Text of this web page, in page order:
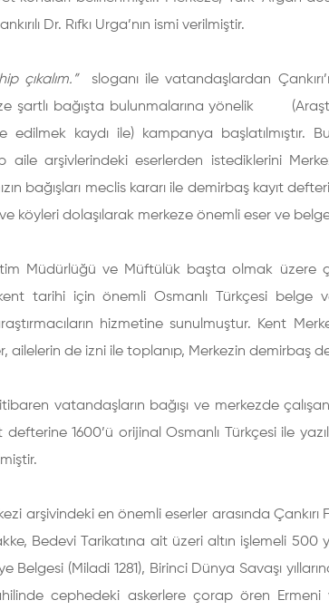
Dr. Rıfkı Urga’nın ismi verilmiştir.
çıkalım.”sloganı ile vatandaşlardan
şartlı bağışta bulunmalarına yönelik
edilmek kaydı ile) kampanya başlatılmıştır.
aile arşivlerindeki eserlerden istediklerini
bağışları meclis kararı ile demirbaş kayıt
köyleri dolaşılarak merkeze önemli eser ve belge
Müdürlüğü ve Müftülük başta olmak üzere
tarihi için önemli Osmanlı Türkçesi belge
hizmetine sunulmuştur. Kent
ailelerin de izni ile toplanıp, Merkezin demirbaş
vatandaşların bağışı ve merkezde
defterine 1600’ü orijinal Osmanlı Türkçesi ile
arşivindeki en önemli eserler arasında
Bedevi Tarikatına ait üzeri altın işlemeli 500
Belgesi (Miladi 1281), Birinci Dünya Savaşı
cephedeki askerlere çorap ören Ermeni